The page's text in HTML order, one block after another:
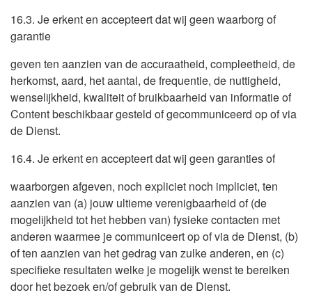
16.3. Je erkent en accepteert dat wij geen waarborg of
garantie
geven ten aanzien van de accuraatheid, compleetheid, de
herkomst, aard, het aantal, de frequentie, de nuttigheid,
wenselijkheid, kwaliteit of bruikbaarheid van informatie of
Content beschikbaar gesteld of gecommuniceerd op of via
de Dienst.
16.4. Je erkent en accepteert dat wij geen garanties of
waarborgen afgeven, noch expliciet noch impliciet, ten
aanzien van (a) jouw ultieme verenigbaarheid of (de
mogelijkheid tot het hebben van) fysieke contacten met
anderen waarmee je communiceert op of via de Dienst, (b)
of ten aanzien van het gedrag van zulke anderen, en (c)
specifieke resultaten welke je mogelijk wenst te bereiken
door het bezoek en/of gebruik van de Dienst.